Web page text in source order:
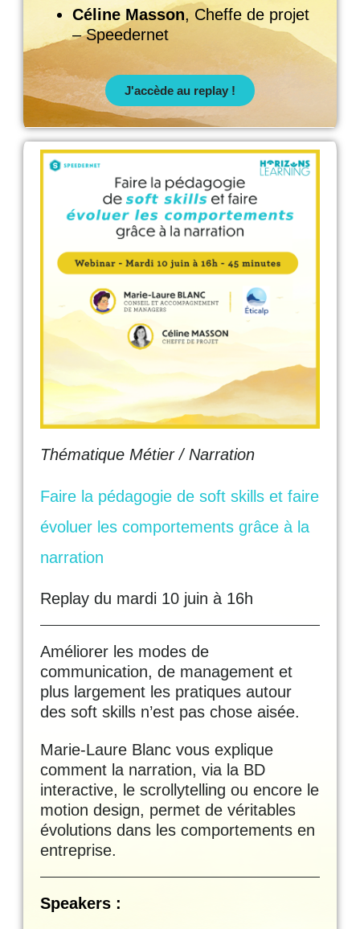
Céline Masson, Cheffe de projet
– Speedernet
J'accède au replay !
Thématique Métier / Narration
Faire la pédagogie de soft skills et faire
évoluer les comportements grâce à la
narration
Replay du mardi 10 juin à 16h
Améliorer les modes de
communication, de management et
plus largement les pratiques autour
des soft skills n’est pas chose aisée.
Marie-Laure Blanc vous explique
comment la narration, via la BD
interactive, le scrollytelling ou encore le
motion design, permet de véritables
évolutions dans les comportements en
entreprise.
Speakers :